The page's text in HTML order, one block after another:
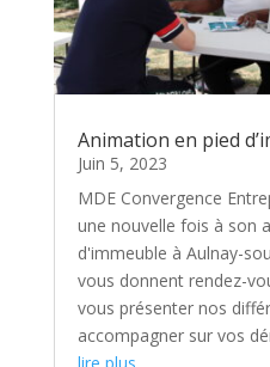
Animation en pied
Juin 5, 2023
MDE Convergence
une nouvelle fois à son
d'immeuble à Aulnay-
vous donnent rendez-
vous présenter nos
accompagner sur vos
lire plus